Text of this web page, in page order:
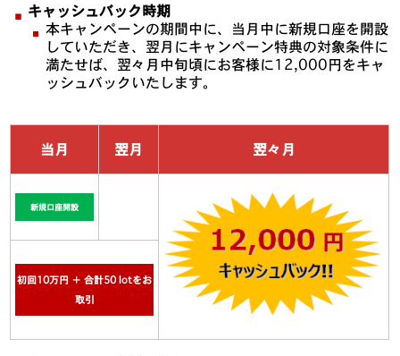
キャッシュバック時期
本キャンペーンの期間中に、当月中に新規口座を開設
していただき、翌月にキャンペーン特典の対象条件に
満たせば、翌々月中旬頃にお客様に12,000円をキャ
ッシュバックいたします。
当月 翌月 翌々月
新規口座開設
初回10万円 ＋ 合計50 lotをお
取引